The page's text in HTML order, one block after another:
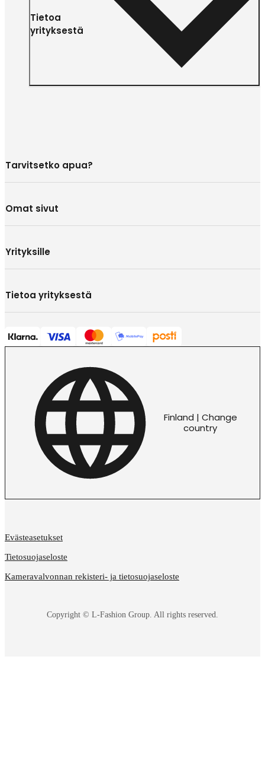
Tietoa
yrityksestä
Tarvitsetko apua?
Omat sivut
Yrityksille
Tietoa yrityksestä
Finland | Change
country
Copyright © L-Fashion Group. All rights reserved.
Evästeasetukset
Tietosuojaseloste
Kameravalvonnan rekisteri- ja tietosuojaseloste